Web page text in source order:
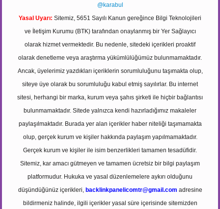
@karabul
Yasal Uyarı: Sitemiz, 5651 Sayılı Kanun gereğince Bilgi Teknolojileri
ve İletişim Kurumu (BTK) tarafından onaylanmış bir Yer Sağlayıcı
olarak hizmet vermektedir. Bu nedenle, sitedeki içerikleri proaktif
olarak denetleme veya araştırma yükümlülüğümüz bulunmamaktadır.
Ancak, üyelerimiz yazdıkları içeriklerin sorumluluğunu taşımakta olup,
siteye üye olarak bu sorumluluğu kabul etmiş sayılırlar. Bu internet
sitesi, herhangi bir marka, kurum veya şahıs şirketi ile hiçbir bağlantısı
bulunmamaktadır. Sitede yalnızca kendi hazırladığımız makaleler
paylaşılmaktadır. Burada yer alan içerikler haber niteliği taşımamakta
olup, gerçek kurum ve kişiler hakkında paylaşım yapılmamaktadır.
Gerçek kurum ve kişiler ile isim benzerlikleri tamamen tesadüfidir.
Sitemiz, kar amacı gütmeyen ve tamamen ücretsiz bir bilgi paylaşım
platformudur. Hukuka ve yasal düzenlemelere aykırı olduğunu
düşündüğünüz içerikleri, backlinkpanelicomtr@gmail.com adresine
bildirmeniz halinde, ilgili içerikler yasal süre içerisinde sitemizden